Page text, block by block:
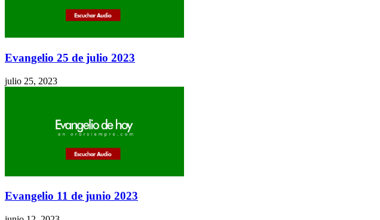
Evangelio 25 de julio 2023
julio 25, 2023
Evangelio 11 de junio 2023